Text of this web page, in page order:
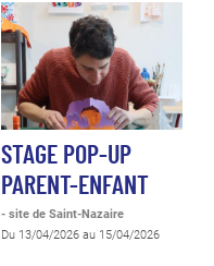
STAGE POP-UP
PARENT-ENFANT
- site de Saint-Nazaire
Du 13/04/2026 au 15/04/2026